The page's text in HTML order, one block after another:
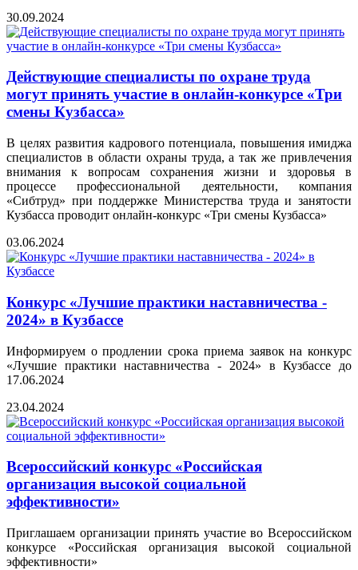
30.09.2024
Действующие специалисты по охране труда
могут принять участие в онлайн-конкурсе «Три
смены Кузбасса»
В целях развития кадрового потенциала, повышения имиджа
специалистов в области охраны труда, а так же привлечения
внимания к вопросам сохранения жизни и здоровья в
процессе профессиональной деятельности, компания
«Сибтруд» при поддержке Министерства труда и занятости
Кузбасса проводит онлайн-конкурс «Три смены Кузбасса»
03.06.2024
Конкурс «Лучшие практики наставничества -
2024» в Кузбассе
Информируем о продлении срока приема заявок на конкурс
«Лучшие практики наставничества - 2024» в Кузбассе до
17.06.2024
23.04.2024
Всероссийский конкурс «Российская
организация высокой социальной
эффективности»
Приглашаем организации принять участие во Всероссийском
конкурсе «Российская организация высокой социальной
эффективности»